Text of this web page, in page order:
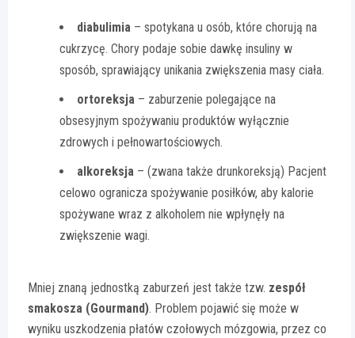
diabulimia – spotykana u osób, które chorują na
cukrzycę. Chory podaje sobie dawkę insuliny w
sposób, sprawiający unikania zwiększenia masy ciała.
ortoreksja – zaburzenie polegające na
obsesyjnym spożywaniu produktów wyłącznie
zdrowych i pełnowartościowych.
alkoreksja – (zwana także drunkoreksją) Pacjent
celowo ogranicza spożywanie posiłków, aby kalorie
spożywane wraz z alkoholem nie wpłynęły na
zwiększenie wagi.
Mniej znaną jednostką zaburzeń jest także tzw. zespół
smakosza (Gourmand). Problem pojawić się może w
wyniku uszkodzenia płatów czołowych mózgowia, przez co